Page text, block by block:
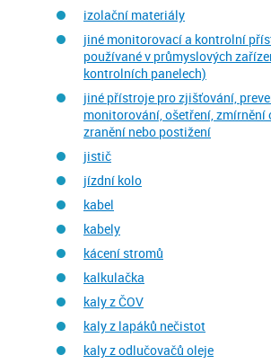
izolační materiály
jiné monitorovací a kontrolní
používané v průmyslových
kontrolních panelech)
jiné přístroje pro zjišťování,
monitorování, ošetření, zmírnění
zranění nebo postižení
jistič
jízdní kolo
kabel
kabely
kácení stromů
kalkulačka
kaly z ČOV
kaly z lapáků nečistot
kaly z odlučovačů oleje